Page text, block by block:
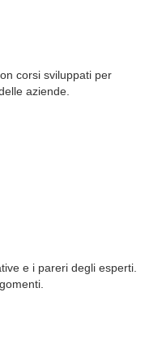
corsi sviluppati per
aziende.
e i pareri degli esperti.